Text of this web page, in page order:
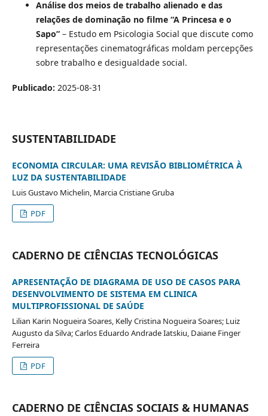
Análise dos meios de trabalho alienado e das
relações de dominação no filme “A Princesa e o
Sapo”– Estudo em Psicologia Social que discute como
representações cinematográficas moldam percepções
sobre trabalho e desigualdade social.
Publicado: 2025-08-31
SUSTENTABILIDADE
ECONOMIA CIRCULAR: UMA REVISÃO BIBLIOMÉTRICA À
LUZ DA SUSTENTABILIDADE
Luis Gustavo Michelin, Marcia Cristiane Gruba
PDF
CADERNO DE CIÊNCIAS TECNOLÓGICAS
APRESENTAÇÃO DE DIAGRAMA DE USO DE CASOS PARA
DESENVOLVIMENTO DE SISTEMA EM CLINICA
MULTIPROFISSIONAL DE SAÚDE
Lilian Karin Nogueira Soares, Kelly Cristina Nogueira Soares; Luiz
Augusto da Silva; Carlos Eduardo Andrade Iatskiu, Daiane Finger
Ferreira
PDF
CADERNO DE CIÊNCIAS SOCIAIS & HUMANAS